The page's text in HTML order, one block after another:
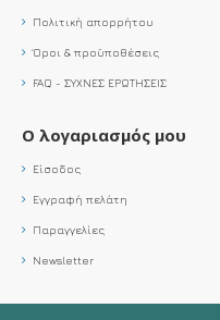
Πολιτική απορρήτου
Όροι & προϋποθέσεις
FAQ - ΣΥΧΝΕΣ ΕΡΩΤΗΣΕΙΣ
Ο λογαριασμός μου
Είσοδος
Εγγραφή πελάτη
Παραγγελίες
Newsletter